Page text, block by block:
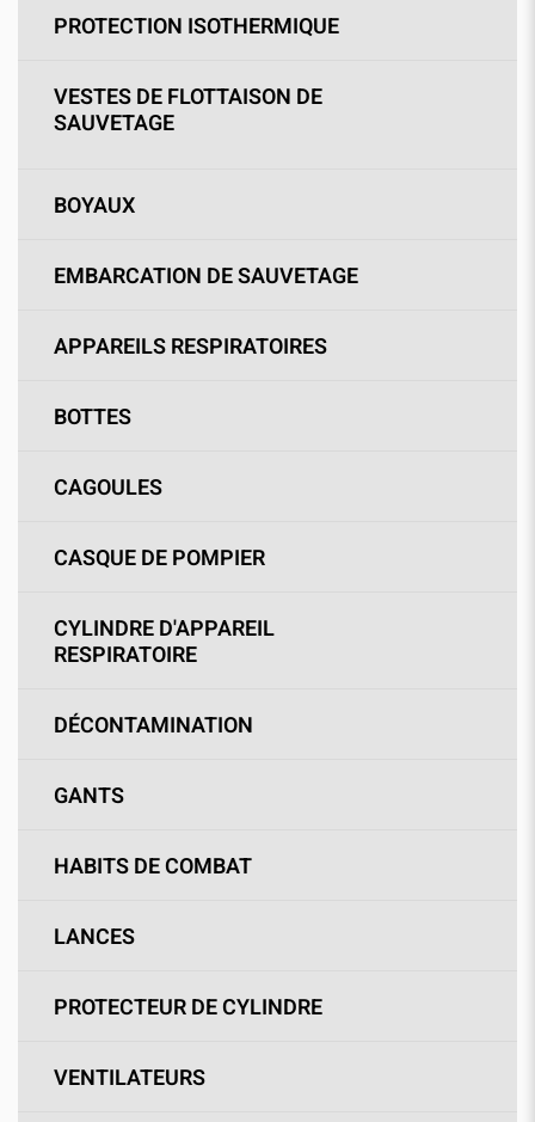
PROTECTION ISOTHERMIQUE
VESTES DE FLOTTAISON DE
SAUVETAGE
BOYAUX
EMBARCATION DE SAUVETAGE
APPAREILS RESPIRATOIRES
BOTTES
CAGOULES
CASQUE DE POMPIER
CYLINDRE D'APPAREIL
RESPIRATOIRE
DÉCONTAMINATION
GANTS
HABITS DE COMBAT
LANCES
PROTECTEUR DE CYLINDRE
VENTILATEURS